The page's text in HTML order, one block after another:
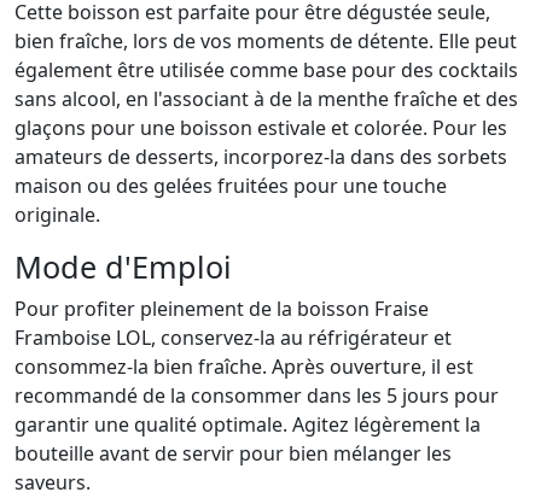
Cette boisson est parfaite pour être dégustée seule,
bien fraîche, lors de vos moments de détente. Elle peut
également être utilisée comme base pour des cocktails
sans alcool, en l'associant à de la menthe fraîche et des
glaçons pour une boisson estivale et colorée. Pour les
amateurs de desserts, incorporez-la dans des sorbets
maison ou des gelées fruitées pour une touche
originale.
Mode d'Emploi
Pour profiter pleinement de la boisson Fraise
Framboise LOL, conservez-la au réfrigérateur et
consommez-la bien fraîche. Après ouverture, il est
recommandé de la consommer dans les 5 jours pour
garantir une qualité optimale. Agitez légèrement la
bouteille avant de servir pour bien mélanger les
saveurs.